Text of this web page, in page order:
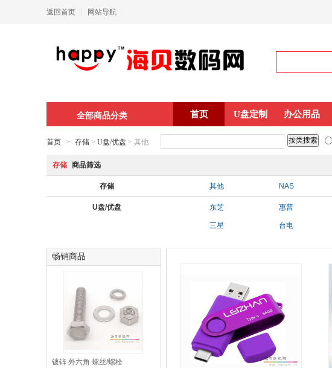
返回首页 网站导航
全部商品分类 首页 U盘定制 办公用品
首页 > 存储 > U盘/优盘 > 其他
存储 商品筛选
存储 其他 NAS
U盘/优盘 东芝 惠普
三星 台电
畅销商品
镀锌 外六角 螺丝/螺栓